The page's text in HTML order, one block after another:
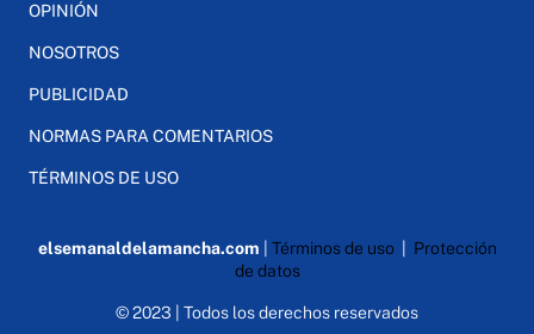
OPINIÓN
NOSOTROS
PUBLICIDAD
NORMAS PARA COMENTARIOS
TÉRMINOS DE USO
elsemanaldelamancha.com Términos de uso| Protección
de datos
© 2023 | Todos los derechos reservados